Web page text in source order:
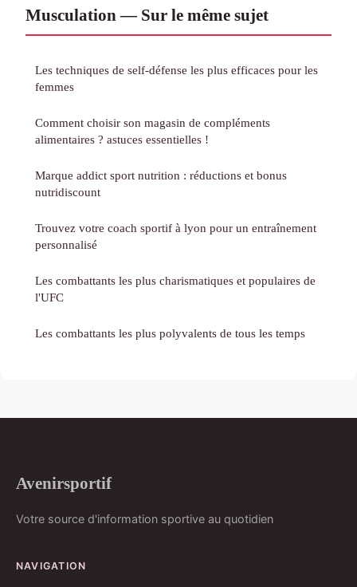
Musculation — Sur le même sujet
Les techniques de self-défense les plus efficaces pour les
femmes
Comment choisir son magasin de compléments
alimentaires ? astuces essentielles !
Marque addict sport nutrition : réductions et bonus
nutridiscount
Trouvez votre coach sportif à lyon pour un entraînement
personnalisé
Les combattants les plus charismatiques et populaires de
l'UFC
Les combattants les plus polyvalents de tous les temps
Avenirsportif
Votre source d'information sportive au quotidien
NAVIGATION